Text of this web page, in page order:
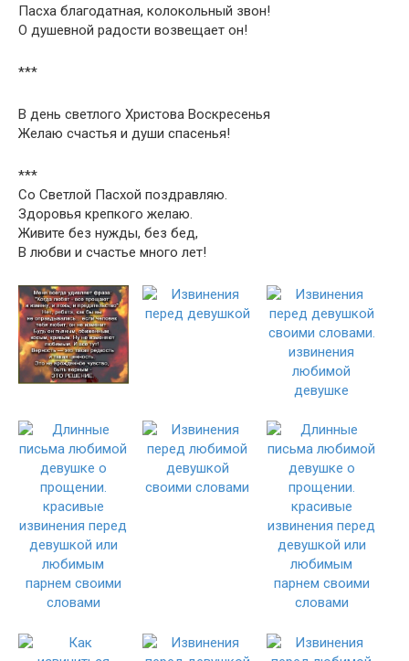
Пасха благодатная, колокольный звон!
О душевной радости возвещает он!
***
В день светлого Христова Воскресенья
Желаю счастья и души спасенья!
***
Со Светлой Пасхой поздравляю.
Здоровья крепкого желаю.
Живите без нужды, без бед,
В любви и счастье много лет!